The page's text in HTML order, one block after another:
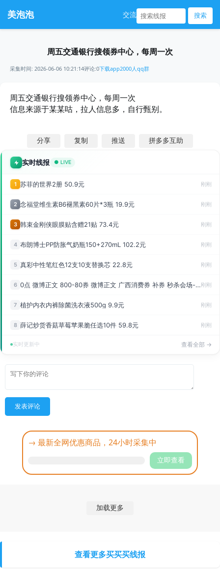
美泡泡 交流 搜索
周五交通银行搜领券中心，每周一次
采集时间: 2026-06-06 10:21:14评论:0下载app2000人qq群
周五交通银行搜领券中心，每周一次
信息来源于某某咕，拉人信息多，自行甄别。
分享 复制 推送 拼多多互助
实时线报 ● LIVE
1 苏菲的世界2册 50.9元 刚刚
2 念福堂维生素B6褪黑素60片*3瓶 19.9元 刚刚
3 韩束金刚侠眼膜贴含赠21贴 73.4元 刚刚
4 布朗博士PP防胀气奶瓶150+270mL 102.2元 刚刚
5 真彩中性笔红色12支10支替换芯 22.8元 刚刚
6 0点 微博正文 800-80券 微博正文 广西消费券 补券 秒杀会场-每日必秒刚刚
7 植护内衣内裤除菌洗衣液500g 9.9元 刚刚
8 薛记炒货香菇草莓苹果脆任选10件 59.8元 刚刚
实时更新中 查看全部 →
发表评论
→ 最新全网优惠商品，24小时采集中
立即查看
加载更多
查看更多买买买线报